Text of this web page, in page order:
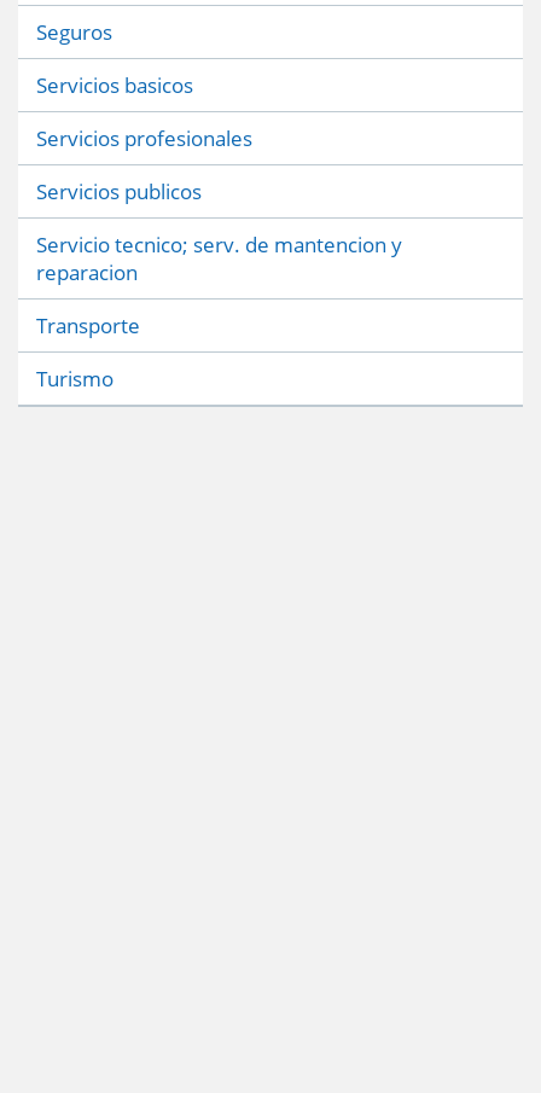
Seguros
Servicios basicos
Servicios profesionales
Servicios publicos
Servicio tecnico; serv. de mantencion y
reparacion
Transporte
Turismo